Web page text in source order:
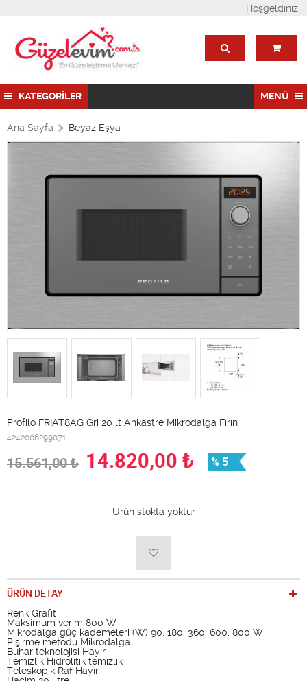
Hoşgeldiniz,
KATEGORİLER MENÜ
Ana Sayfa Beyaz Eşya
Profilo FRIAT8AG Gri 20 lt Ankastre Mikrodalga Fırın
4242006299071
15.561,00₺ 14.820,00 ₺ % 5
Ürün stokta yoktur
ÜRÜN DETAY
Renk Grafit
Maksimum verim 800 W
Mikrodalga güç kademeleri (W) 90, 180, 360, 600, 800 W
Pişirme metodu Mikrodalga
Buhar teknolojisi Hayır
Temizlik Hidrolitik temizlik
Teleskopik Raf Hayır